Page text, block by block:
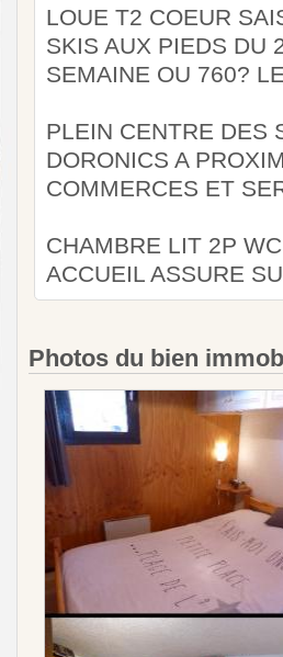
LOUE T2 COEUR
SKIS AUX PIEDS DU
SEMAINE OU 760?
PLEIN CENTRE DES
DORONICS A
COMMERCES ET
CHAMBRE LIT 2P
ACCUEIL ASSURE
Photos du bien